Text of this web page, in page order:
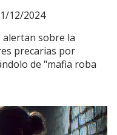
alertan sobre la
precarias por
de "mafia roba
12/2024